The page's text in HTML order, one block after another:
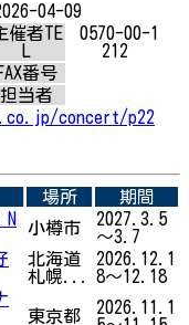
04-09
催者TE
0570-00-1
212
番号
担当者
concert/p22
場所
期間
小樽市
2027.3.5
～3.7
北海道
札幌...
2026.12.1
8～12.18
東京都
2026.11.1